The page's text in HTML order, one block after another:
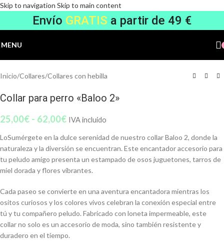
Skip to navigation Skip to main content
Envío GRATIS a partir de 49 €
MENU
Inicio/Collares/Collares con hebilla
Collar para perro «Baloo 2»
25,00€ - 62,00€ IVA incluido
LoSumérgete en la dulce serenidad de nuestro collar Baloo 2, donde la
naturaleza y la diversión se encuentran. Este encantador accesorio para
tu peludo amigo presenta un estampado de osos juguetones, tarros de
miel dorada y flores vibrantes.
Cada paseo se convierte en una aventura encantadora mientras los
ositos curiosos y los colores vivos celebran la conexión especial entre
tú y tu compañero peludo. Fabricado con loneta impermeable, este
collar no solo es un accesorio de moda, sino también resistente y
duradero en el tiempo.